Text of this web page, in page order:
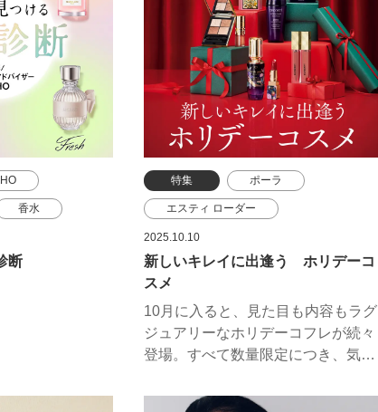
香水
ー
断
特集 ポーラ
エスティ ローダー
クレ・ド・ポー ボーテ
コスメデコルテ ランコム
メイクアップフォーエバー
ラ・メール
イプサ エスケーツー
2025.10.10
新しいキレイに出逢う ホリデーコ
スメ
10月に入ると、見た目も内容もラグ
ジュアリーなホリデーコフレが続々
登場。すべて数量限定につき、気に